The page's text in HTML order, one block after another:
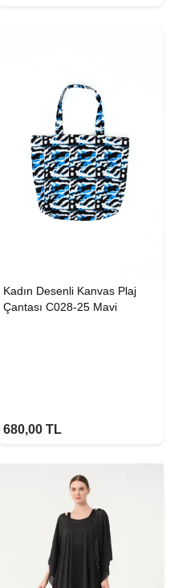
Kadın Desenli Kanvas Plaj
Çantası C028-25 Mavi
680,00 TL